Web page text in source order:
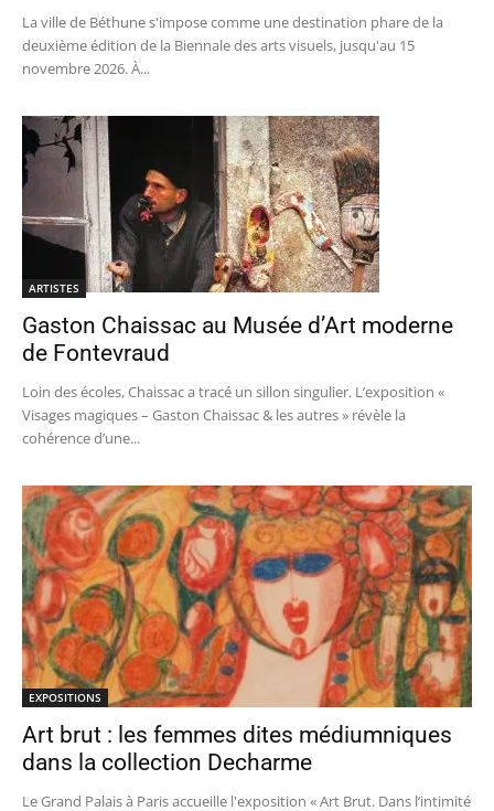
La ville de Béthune s'impose comme une destination phare de la
deuxième édition de la Biennale des arts visuels, jusqu'au 15
novembre 2026. À...
ARTISTES
Gaston Chaissac au Musée d’Art moderne
de Fontevraud
Loin des écoles, Chaissac a tracé un sillon singulier. L’exposition «
Visages magiques – Gaston Chaissac & les autres » révèle la
cohérence d’une...
EXPOSITIONS
Art brut : les femmes dites médiumniques
dans la collection Decharme
Le Grand Palais à Paris accueille l'exposition « Art Brut. Dans l’intimité